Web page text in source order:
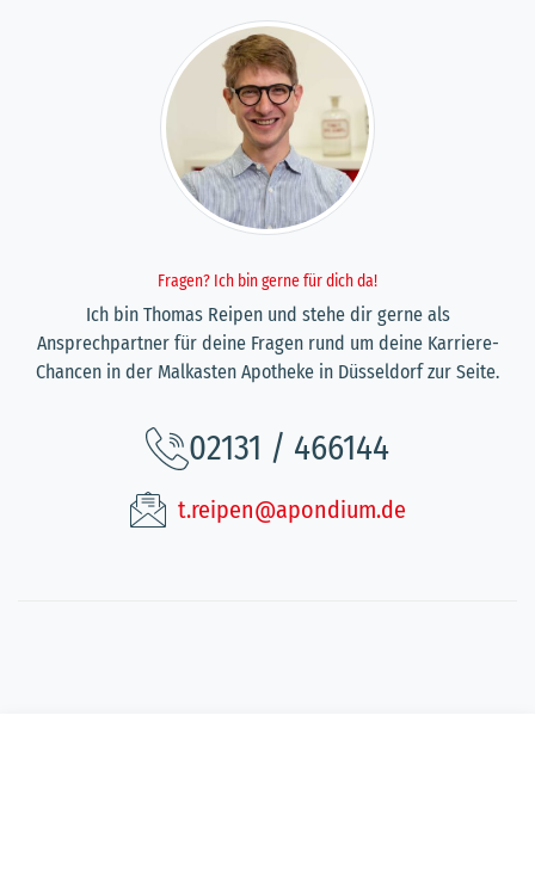
Fragen? Ich bin gerne für dich da!
Ich bin Thomas Reipen und stehe dir gerne als
Ansprechpartner für deine Fragen rund um deine Karriere-
Chancen in der Malkasten Apotheke in Düsseldorf zur Seite.
02131 / 466144
t.reipen@apondium.de